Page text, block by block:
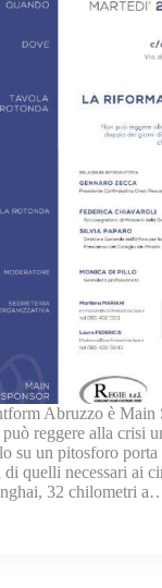
Abruzzo è Main
reggere alla crisi
su un pitosforo
di quelli necessari ai
32 chilometri